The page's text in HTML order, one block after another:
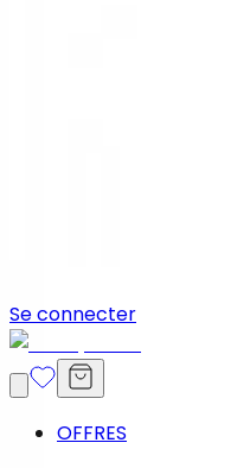
Se connecter
OFFRES